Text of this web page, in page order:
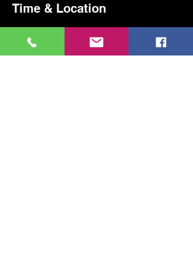
Time & Location
Kadıköy, Erenköy, Kazım Karabekirpaşa Sok.
No:8, 34738 Kadıköy/İstanbul, Türkiye